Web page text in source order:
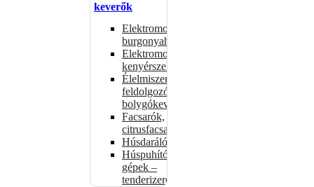
keverők
Elektromos
burgonyahámozók
Elektromos
kenyérszeletelők
Élelmiszer-
feldolgozók –
bolygókeverők
Facsarók,
citrusfacsarók
Húsdarálók
Húspuhító
gépek –
tenderizerek